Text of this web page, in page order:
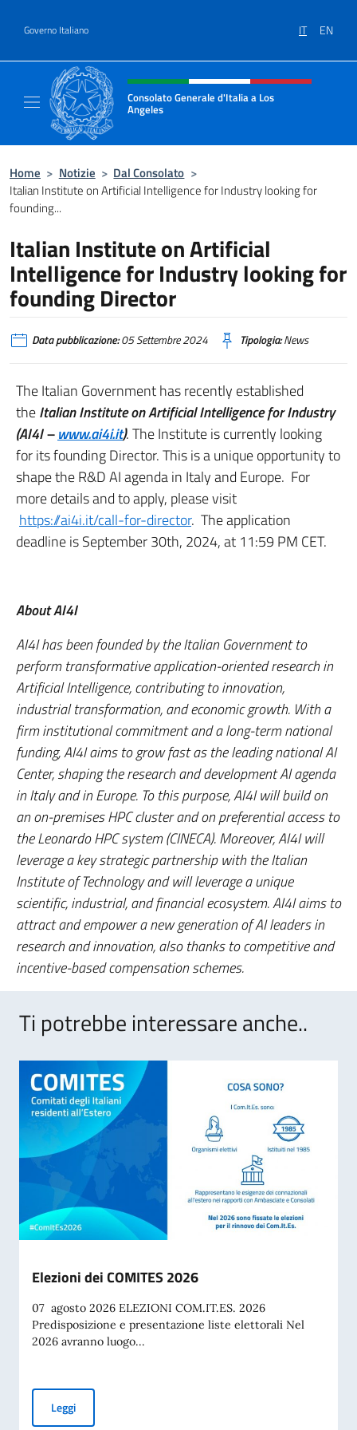
Governo Italiano IT EN
Intestazione sito, social e menù
Consolato Generale d'Italia a Los
Angeles
Home > Notizie > Dal Consolato >
Italian Institute on Artificial Intelligence for Industry looking for
founding...
Italian Institute on Artificial
Intelligence for Industry looking for
founding Director
Data pubblicazione:05 Settembre 2024 Tipologia:News
The Italian Government has recently established
theItalian Institute on Artificial Intelligence for Industry
(AI4I –www.ai4i.it). The Institute is currently looking
for its founding Director. This is a unique opportunity to
shape the R&D AI agenda in Italy and Europe. For
more details and to apply, please visit
https://ai4i.it/call-for-director. The application
deadline is September 30th, 2024, at 11:59 PM CET.
About AI4I
AI4I has been founded by the Italian Government to
perform transformative application-oriented research in
Artificial Intelligence, contributing to innovation,
industrial transformation, and economic growth. With a
firm institutional commitment and a long-term national
funding, AI4I aims to grow fast as the leading national AI
Center, shaping the research and development AI agenda
in Italy and in Europe. To this purpose, AI4I will build on
an on-premises HPC cluster and on preferential access to
the Leonardo HPC system (CINECA). Moreover, AI4I will
leverage a key strategic partnership with the Italian
Institute of Technology and will leverage a unique
scientific, industrial, and financial ecosystem. AI4I aims to
attract and empower a new generation of AI leaders in
research and innovation, also thanks to competitive and
incentive-based compensation schemes.
Ti potrebbe interessare anche..
Elezioni dei COMITES 2026
07 agosto 2026 ELEZIONI COM.IT.ES. 2026
Predisposizione e presentazione liste elettorali Nel
2026 avranno luogo...
LeggiElezioni dei COMITES 2026